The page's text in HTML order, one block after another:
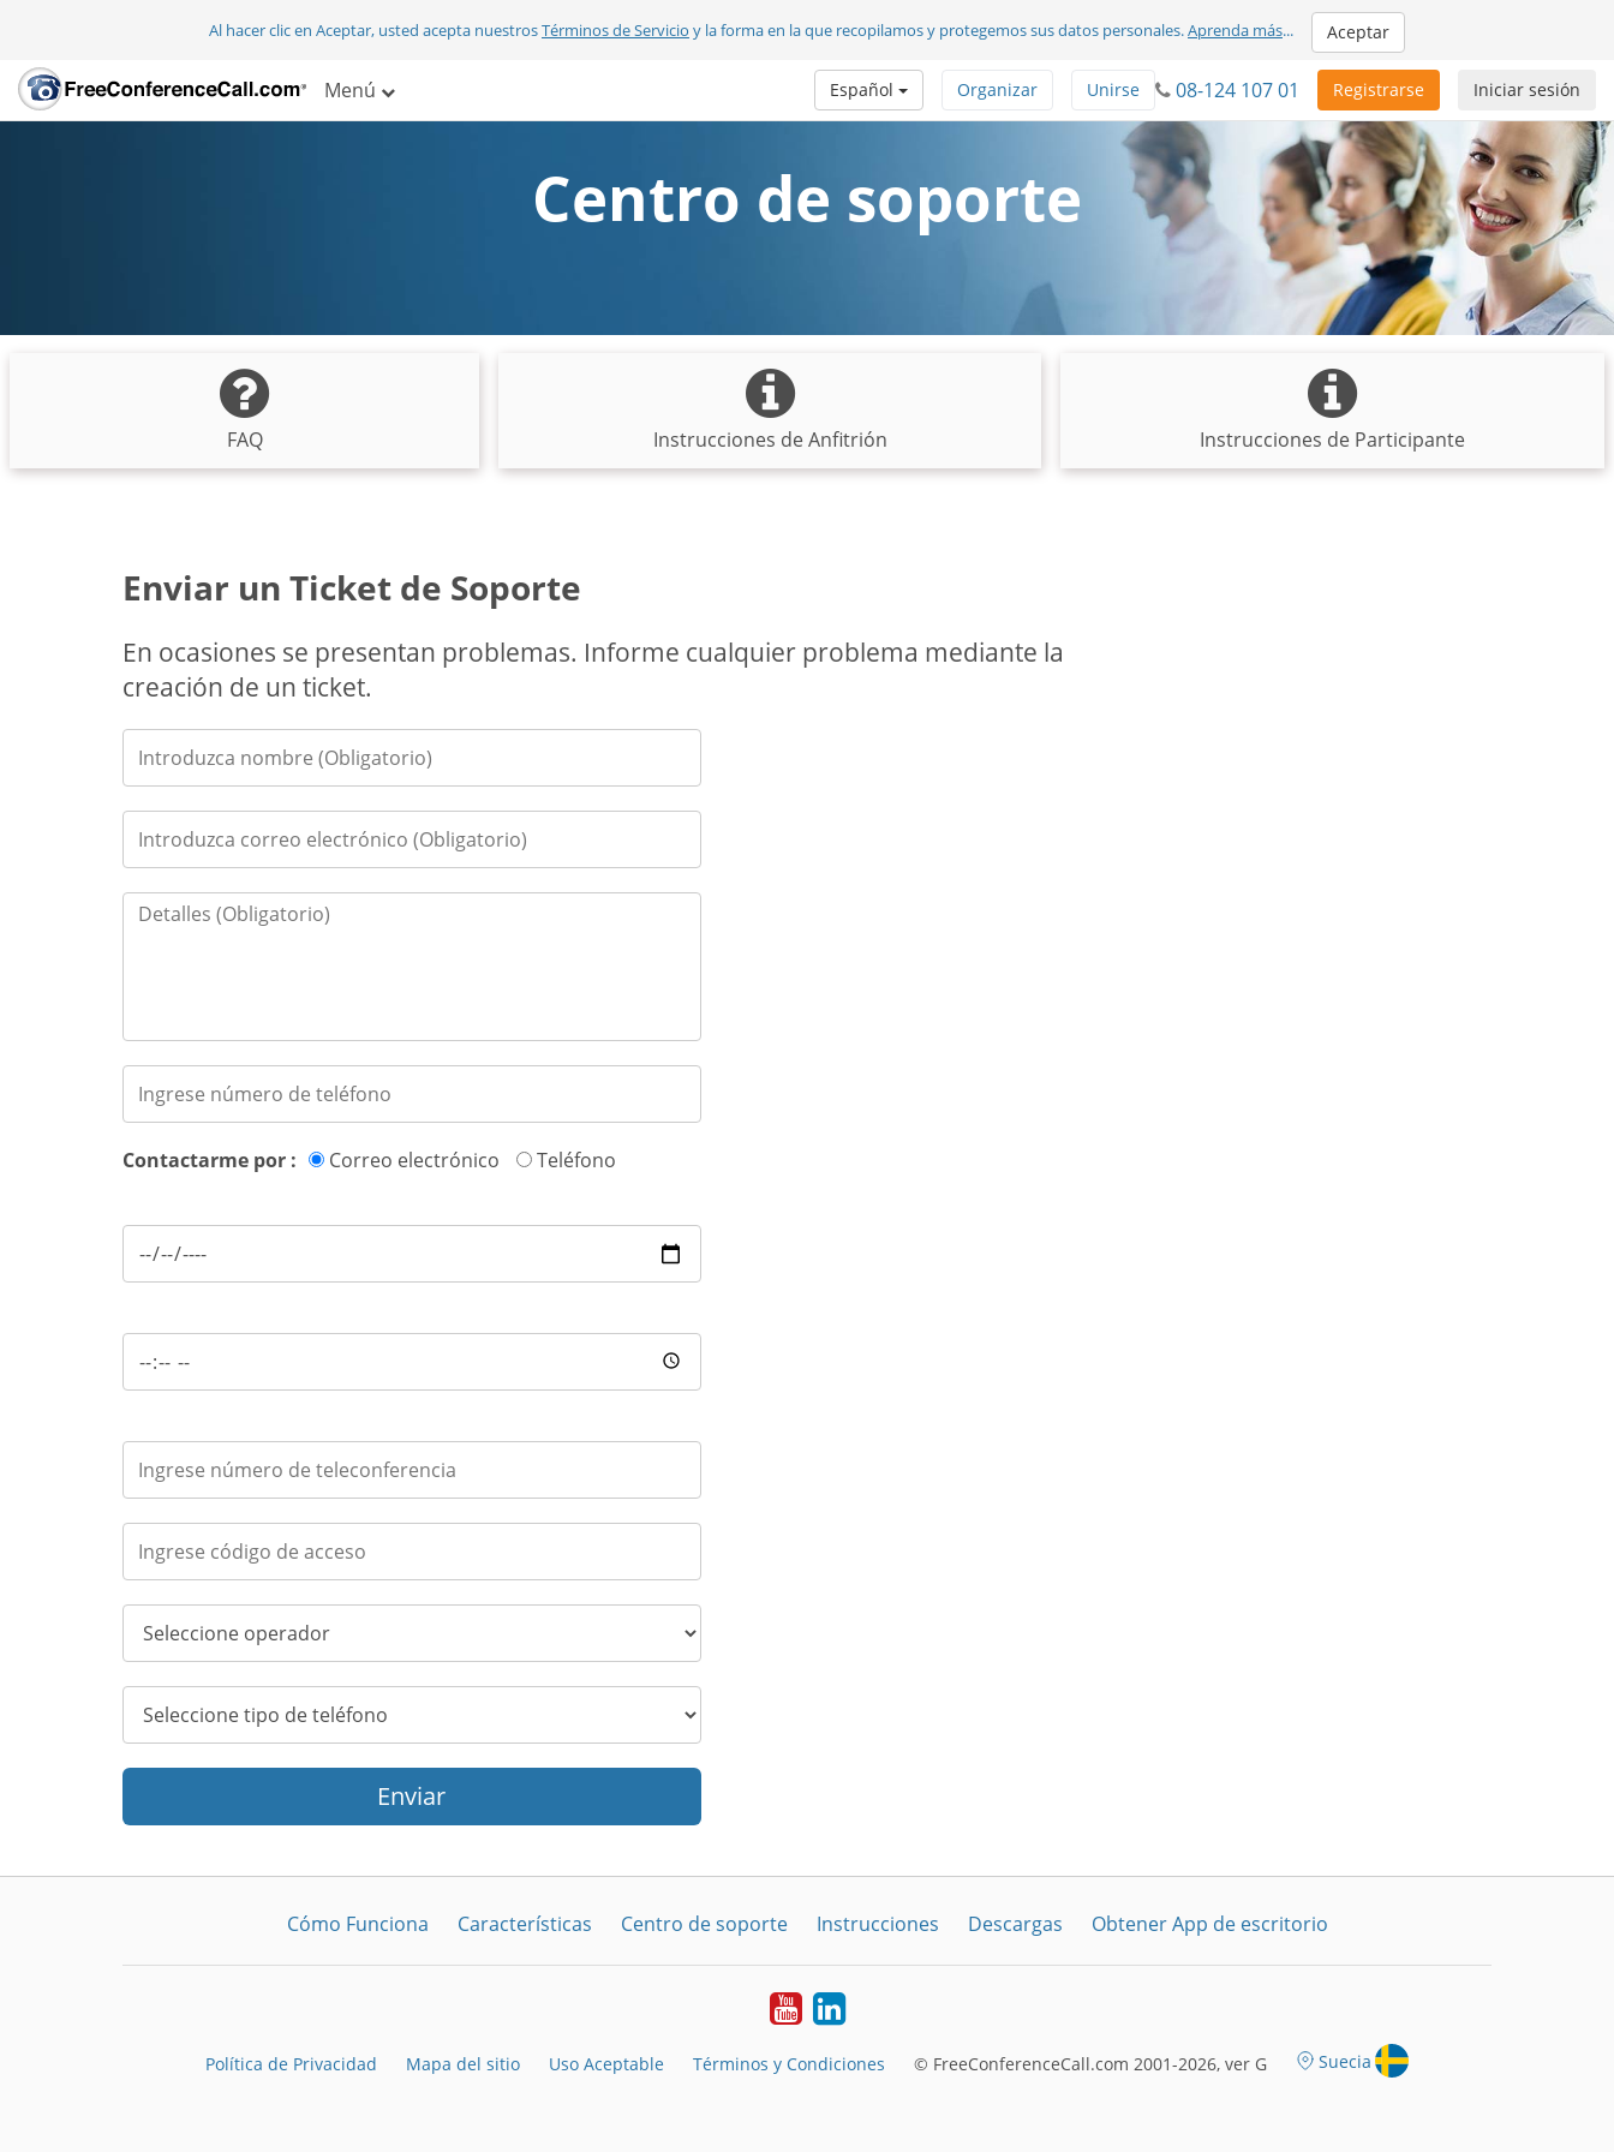
Al hacer clic en Aceptar, usted acepta nuestrosTérminos de Servicio y la forma en la que recopilamos y protegemos sus datos personales.Aprenda más... Aceptar
Menú Iniciar sesión
Registrarse
08-124 107 01
Unirse
Organizar
Español
Centro de soporte
FAQ Instrucciones de Anfitrión Instrucciones de Participante
Enviar un Ticket de Soporte
En ocasiones se presentan problemas. Informe cualquier problema mediante la
creación de un ticket.
Contactarme por : Correo electrónico Teléfono
Enviar
Cómo Funciona Características Centro de soporte Instrucciones Descargas Obtener App de escritorio
YouTubeLinkedIn
Política de Privacidad Mapa del sitio Uso Aceptable Términos y Condiciones © FreeConferenceCall.com 2001-2026, ver G Suecia